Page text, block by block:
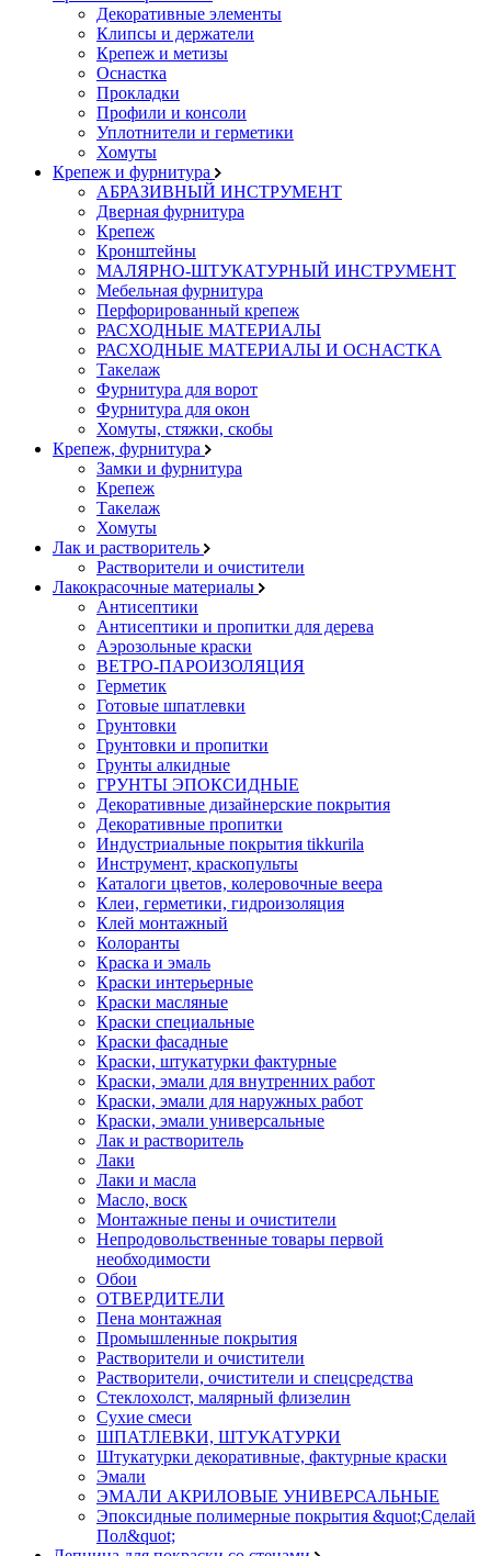
Декоративные элементы
Клипсы и держатели
Крепеж и метизы
Оснастка
Прокладки
Профили и консоли
Уплотнители и герметики
Хомуты
Крепеж и фурнитура
АБРАЗИВНЫЙ ИНСТРУМЕНТ
Дверная фурнитура
Крепеж
Кронштейны
МАЛЯРНО-ШТУКАТУРНЫЙ ИНСТРУМЕНТ
Мебельная фурнитура
Перфорированный крепеж
РАСХОДНЫЕ МАТЕРИАЛЫ
РАСХОДНЫЕ МАТЕРИАЛЫ И ОСНАСТКА
Такелаж
Фурнитура для ворот
Фурнитура для окон
Хомуты, стяжки, скобы
Крепеж, фурнитура
Замки и фурнитура
Крепеж
Такелаж
Хомуты
Лак и растворитель
Растворители и очистители
Лакокрасочные материалы
Антисептики
Антисептики и пропитки для дерева
Аэрозольные краски
ВЕТРО-ПАРОИЗОЛЯЦИЯ
Герметик
Готовые шпатлевки
Грунтовки
Грунтовки и пропитки
Грунты алкидные
ГРУНТЫ ЭПОКСИДНЫЕ
Декоративные дизайнерские покрытия
Декоративные пропитки
Индустриальные покрытия tikkurila
Инструмент, краскопульты
Каталоги цветов, колеровочные веера
Клеи, герметики, гидроизоляция
Клей монтажный
Колоранты
Краска и эмаль
Краски интерьерные
Краски масляные
Краски специальные
Краски фасадные
Краски, штукатурки фактурные
Краски, эмали для внутренних работ
Краски, эмали для наружных работ
Краски, эмали универсальные
Лак и растворитель
Лаки
Лаки и масла
Масло, воск
Монтажные пены и очистители
Непродовольственные товары первой
необходимости
Обои
ОТВЕРДИТЕЛИ
Пена монтажная
Промышленные покрытия
Растворители и очистители
Растворители, очистители и спецсредства
Стеклохолст, малярный флизелин
Сухие смеси
ШПАТЛЕВКИ, ШТУКАТУРКИ
Штукатурки декоративные, фактурные краски
Эмали
ЭМАЛИ АКРИЛОВЫЕ УНИВЕРСАЛЬНЫЕ
Эпоксидные полимерные покрытия &quot;Сделай
Пол&quot;